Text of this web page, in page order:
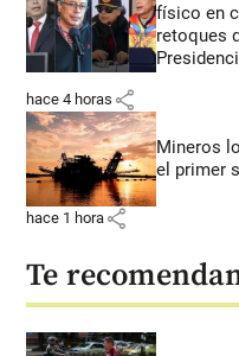
físico en
retoques
hace 4 horas share
Mineros
el primer
hace 1 hora share
Te